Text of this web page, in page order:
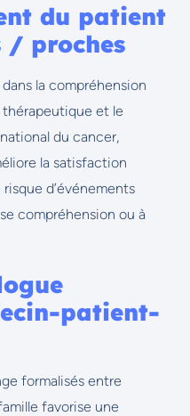
du patient
/ proches
la compréhension
thérapeutique et le
du cancer,
la satisfaction
d’événements
compréhension ou à
patient-
formalisés entre
favorise une